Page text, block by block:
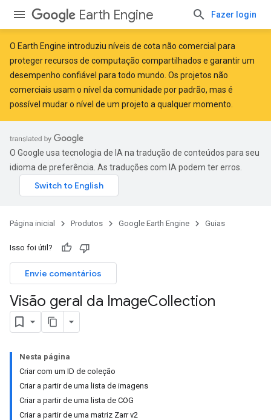
Earth Engine Fazer login
O Earth Engine introduziu níveis de cota não comercial para
proteger recursos de computação compartilhados e garantir um
desempenho confiável para todo mundo. Os projetos não
comerciais usam o nível da comunidade por padrão, mas é
possível mudar o nível de um projeto a qualquer momento.
O Google usa tecnologia de IA na tradução de conteúdos para seu
idioma de preferência. As traduções com IA podem ter erros.
Página inicial Produtos Google Earth Engine Guias
Isso foi útil?
Envie comentários
Visão geral da ImageCollection
Nesta página
Criar com um ID de coleção
Criar a partir de uma lista de imagens
Criar a partir de uma lista de COG
Criar a partir de uma matriz Zarr v2